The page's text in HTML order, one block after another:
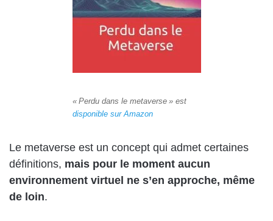
« Perdu dans le metaverse » est
disponible sur Amazon
Le metaverse est un concept qui admet certaines
définitions, mais pour le moment aucun
environnement virtuel ne s’en approche, même
de loin.